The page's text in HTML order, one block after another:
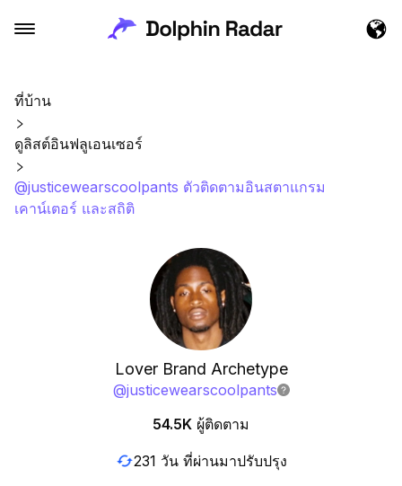
ที่บ้าน
ดูลิสต์อินฟลูเอนเซอร์
@justicewearscoolpants ตัวติดตามอินสตาแกรม
เคาน์เตอร์ และสถิติ
Lover Brand Archetype
@justicewearscoolpants
54.5K ผู้ติดตาม
231 วัน ที่ผ่านมาปรับปรุง